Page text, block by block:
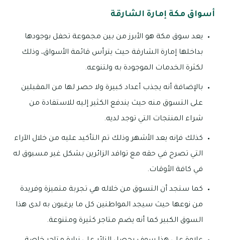
أسواق مكة إمارة الشارقة
يعد سوق مكة هو الأبرز من بين مجموعة تحفل بوجودها
بداخلها إمارة الشارقة حيث يترأس قائمة الأسواق، وذلك
لكثرة الخدمات الموجودة به ولتنوعه.
بالإضافة أنه يجذب أعداد كبيرة ولا حصر لها من المقبلين
على التسوق منه حيث يندفع الكثير إليه للاستفادة من
شراء المنتجات التي توجد لديه.
كذلك فإنه يعد الأشهر وذلك تم التأكيد عليه من خلال الآراء
التي تصرح في حقه مع توافد الزائرين بشكل غير مسبوق له
في كافة الأوقات.
كما ستجد أن التسوق من خلاله هي تجربة متميزة وفريدة
من نوعها حيث سيجد المواطنين كل ما يرغبون به لدى هذا
السوق الكبير كما أنه يضم متاجر كثيرة ومتنوعة.